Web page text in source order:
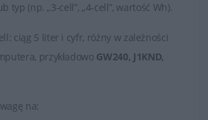
typ (np. „3-cell”, „4-cell”, wartość Wh).
: ciąg 5 liter i cyfr, różny w zależności
przykładowo GW240, J1KND,
na: